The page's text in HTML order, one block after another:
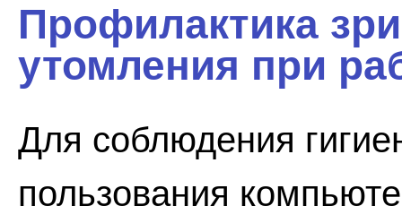
Профилактика
утомления при
Для соблюдения
пользования